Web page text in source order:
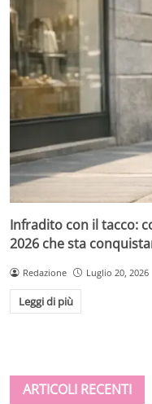
Infradito con il tacco:
2026 che sta
Redazione Luglio 20, 2026
Leggi di più
ARTICOLI RECENTI